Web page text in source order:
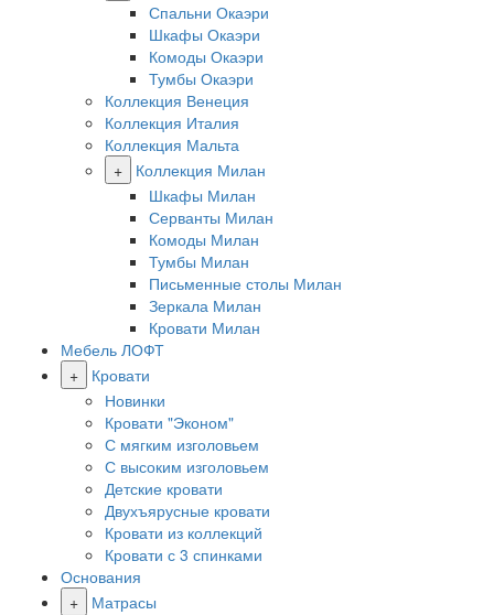
Спальни Окаэри
Шкафы Окаэри
Комоды Окаэри
Тумбы Окаэри
Коллекция Венеция
Коллекция Италия
Коллекция Мальта
+
Коллекция Милан
Шкафы Милан
Серванты Милан
Комоды Милан
Тумбы Милан
Письменные столы Милан
Зеркала Милан
Кровати Милан
Мебель ЛОФТ
+
Кровати
Новинки
Кровати "Эконом"
С мягким изголовьем
С высоким изголовьем
Детские кровати
Двухъярусные кровати
Кровати из коллекций
Кровати с 3 спинками
Основания
+
Матрасы